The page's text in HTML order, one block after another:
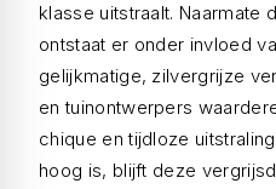
klasse uitstraalt. Naarmate
ontstaat er onder invloed
gelijkmatige, zilvergrijze
en tuinontwerpers
chique en tijdloze
hoog is, blijft deze